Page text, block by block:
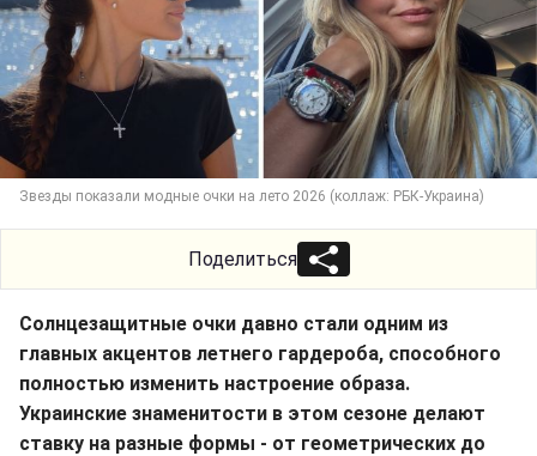
Звезды показали модные очки на лето 2026 (коллаж: РБК-Украина)
Поделиться
Солнцезащитные очки давно стали одним из
главных акцентов летнего гардероба, способного
полностью изменить настроение образа.
Украинские знаменитости в этом сезоне делают
ставку на разные формы - от геометрических до